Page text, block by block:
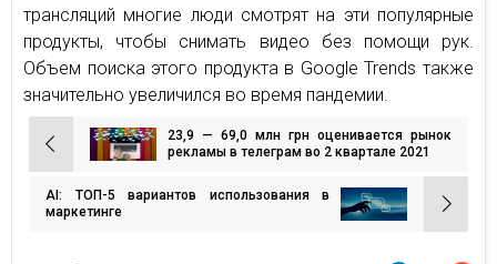
трансляций многие люди смотрят на эти популярные
продукты, чтобы снимать видео без помощи рук.
Объем поиска этого продукта в Google Trends также
значительно увеличился во время пандемии.
Навигация
по
записям
23,9 — 69,0 млн грн оценивается рынок
рекламы в телеграм во 2 квартале 2021
AI: ТОП-5 вариантов использования в
маркетинге